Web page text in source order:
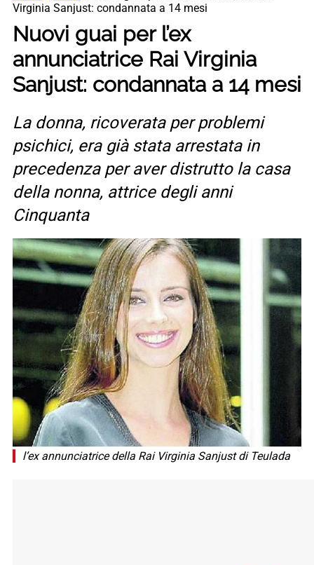
Virginia Sanjust: condannata a 14 mesi
Nuovi guai per l’ex
annunciatrice Rai Virginia
Sanjust: condannata a 14 mesi
La donna, ricoverata per problemi
psichici, era già stata arrestata in
precedenza per aver distrutto la casa
della nonna, attrice degli anni
Cinquanta
l’ex annunciatrice della Rai Virginia Sanjust di Teulada